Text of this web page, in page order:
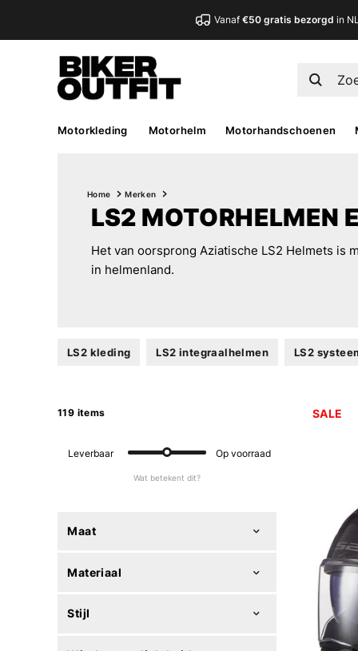
Vanaf €50 gratis bezorgd in
Motorkleding Motorhelm Motorhandschoenen
Home Merken
LS2 MOTORHELMEN
Het van oorsprong Aziatische LS2 Helmets is
in helmenland.
LS2 kleding LS2 integraalhelmen LS2
119 items
Leverbaar Op voorraad
Wat betekent dit?
Maat
Materiaal
Stijl
SALE